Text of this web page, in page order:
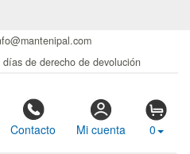
días de derecho de devolución
Contacto Mi cuenta 0